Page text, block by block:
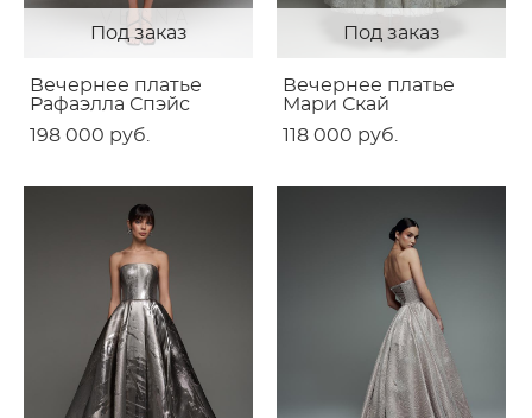
Под заказ
Вечернее платье
Рафаэлла Спэйс
198 000 pуб.
Под заказ
Вечернее платье
Мари Скай
118 000 pуб.